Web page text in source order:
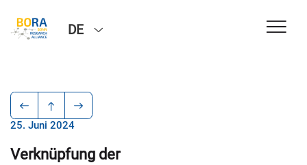
DE
25. Juni 2024
Verknüpfung der